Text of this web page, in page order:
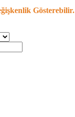
Gösterebilir.